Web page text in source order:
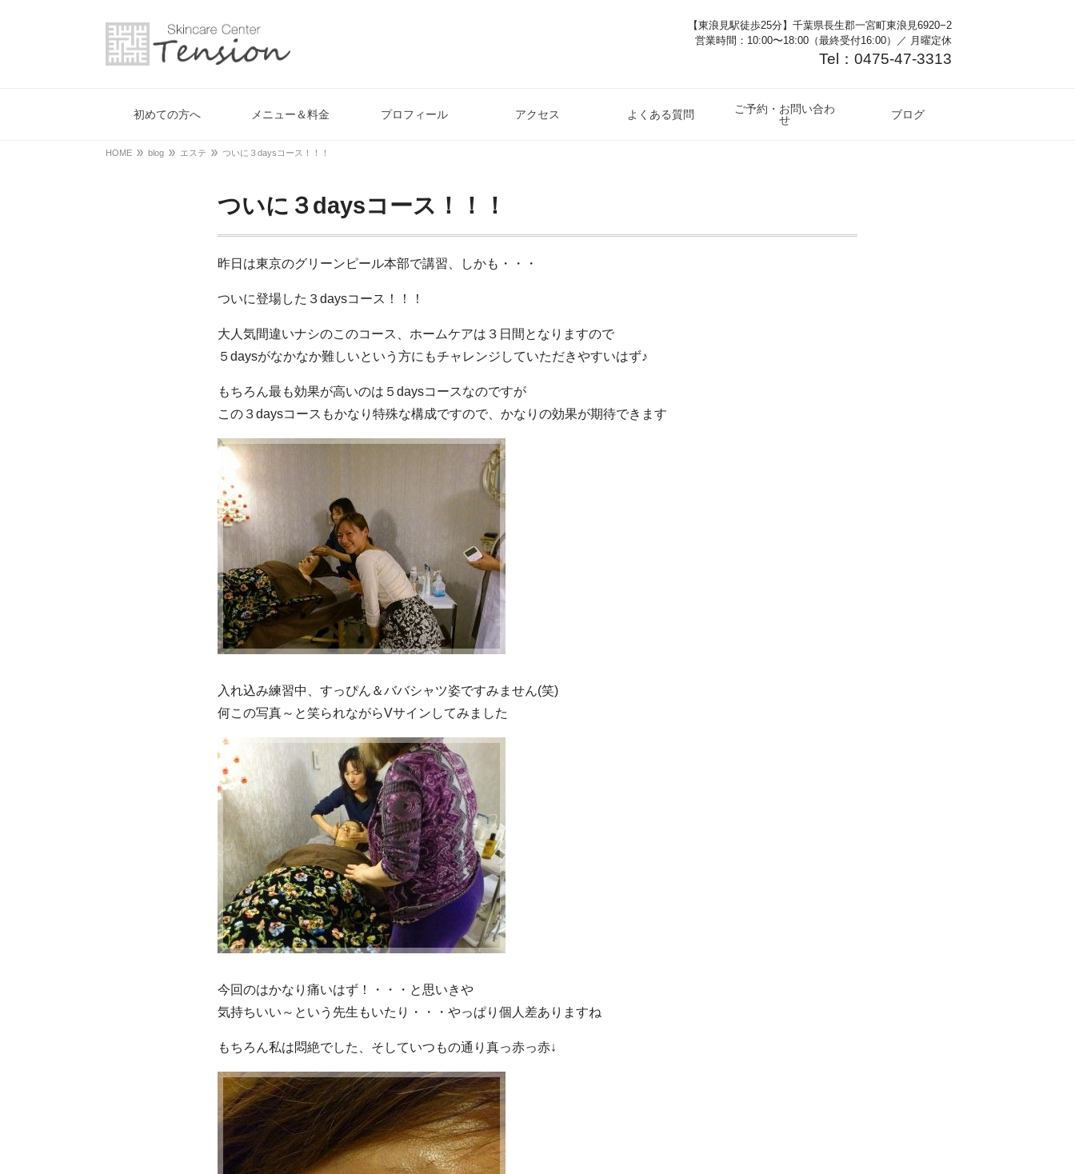
【東浪見駅徒歩25分】千葉県長生郡一宮町東浪見6920−2
営業時間：10:00〜18:00（最終受付16:00）／ 月曜定休
Tel：0475-47-3313
初めての方へ メニュー＆料金 プロフィール アクセス よくある質問
ご予約・お問い合わ
せ
ブログ
HOME blog エステ ついに３daysコース！！！
ついに３daysコース！！！
昨日は東京のグリーンピール本部で講習、しかも・・・
ついに登場した３daysコース！！！
大人気間違いナシのこのコース、ホームケアは３日間となりますので
５daysがなかなか難しいという方にもチャレンジしていただきやすいはず♪
もちろん最も効果が高いのは５daysコースなのですが
この３daysコースもかなり特殊な構成ですので、かなりの効果が期待できます
入れ込み練習中、すっぴん＆ババシャツ姿ですみません(笑)
何この写真～と笑られながらVサインしてみました
今回のはかなり痛いはず！・・・と思いきや
気持ちいい～という先生もいたり・・・やっぱり個人差ありますね
もちろん私は悶絶でした、そしていつもの通り真っ赤っ赤↓